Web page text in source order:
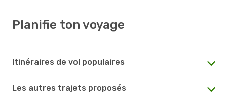
Planifie ton voyage
Itinéraires de vol populaires
Les autres trajets proposés